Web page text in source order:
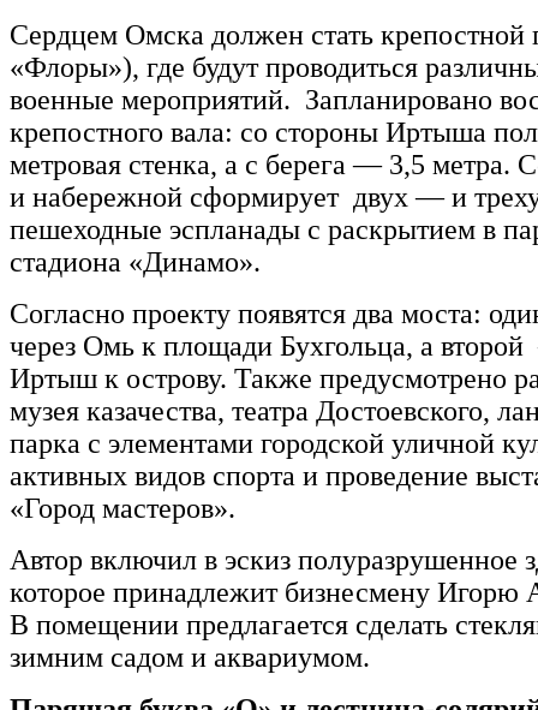
Сердцем Омска должен стать крепостной
«Флоры»), где будут проводиться
военные мероприятий. Запланировано
крепостного вала: со стороны Иртыша
метровая стенка, а с берега — 3,5 метра.
и набережной сформирует двух — и
пешеходные эспланады с раскрытием в
стадиона «Динамо».
Согласно проекту появятся два моста:
через Омь к площади Бухгольца, а
Иртыш к острову. Также предусмотрено
музея казачества, театра Достоевского,
парка с элементами городской уличной
активных видов спорта и проведение
«Город мастеров».
Автор включил в эскиз полуразрушенное
которое принадлежит бизнесмену
В помещении предлагается сделать
зимним садом и аквариумом.